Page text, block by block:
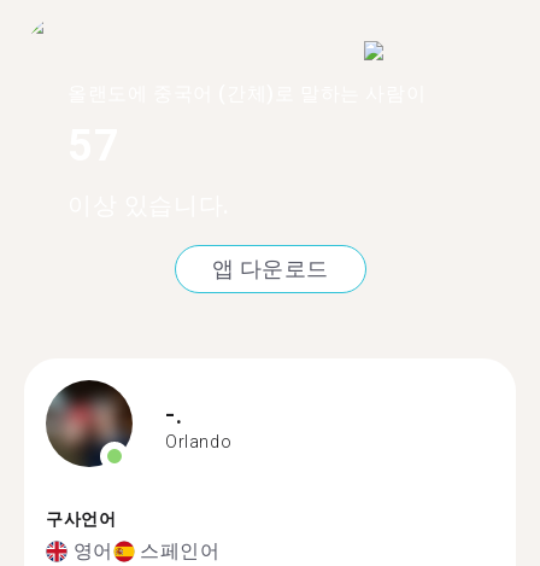
앱 다운로드
-.
Orlando
구사언어
영어 스페인어